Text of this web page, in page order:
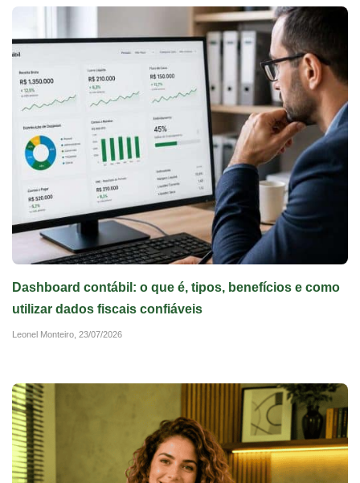
Dashboard contábil: o que é, tipos, benefícios e como
utilizar dados fiscais confiáveis
Leonel Monteiro, 23/07/2026